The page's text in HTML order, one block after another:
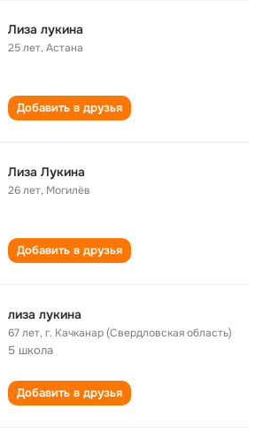
Лиза лукина
25 лет,Астана
Добавить в друзья
Лиза Лукина
26 лет, Могилёв
Добавить в друзья
лиза лукина
67 лет,г. Качканар (Свердловская область)
5 школа
Добавить в друзья